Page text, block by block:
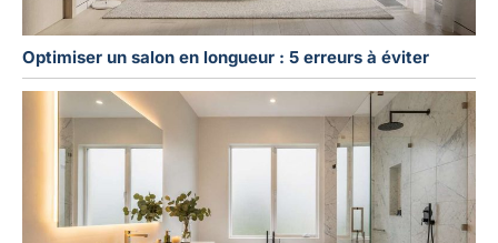
Optimiser un salon en longueur : 5 erreurs à éviter